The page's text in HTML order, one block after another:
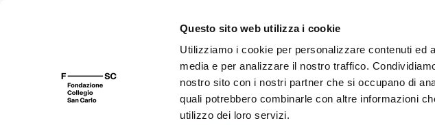
Questo sito web utilizza i cookie
Utilizziamo i cookie per personalizzare contenuti ed
media e per analizzare il nostro traffico.
nostro sito con i nostri partner che si occupano di
quali potrebbero combinarle con altre informazioni
utilizzo dei loro servizi.
FSC 400 Fondazione Biblioteca Centro